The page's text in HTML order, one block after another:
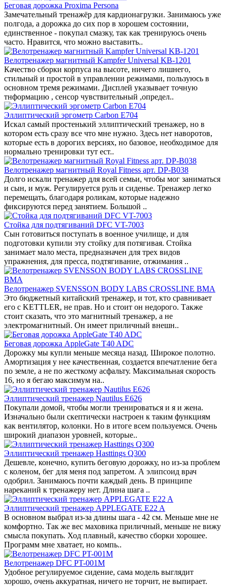
Беговая дорожка Proxima Persona
Замечательный тренажёр для кардионагрузки. Занимаюсь уже
полгода, а дорожка до сих пор в хорошем состоянии,
единственное - покупал смазку, так как тренируюсь очень
часто. Нравится, что можно выставить..
Велотренажер магнитный Kampfer Universal KB-1201
Качество сборки корпуса на высоте, ничего лишнего,
стильный и простой в управлении режимами, пользуюсь в
основном тремя режимами. Дисплей указывает точную
тнформацию , сенсор чувствительный ,определ..
Эллиптический эргометр Carbon E704
Искал самый простенький эллиптический тренажер, но в
котором есть сразу все что мне нужно. Здесь нет наворотов,
которые есть в дорогих версиях, но базовое, необходимое для
нормально тренировки тут ест..
Велотренажер магнитный Royal Fitness арт. DP-B038
Долго искали тренажер для всей семьи, чтобы мог заниматься
и сын, и муж. Регулируется руль и сиденье. Тренажер легко
перемещать, благодаря роликам, которые надежно
фиксируются перед занятием. Большой ..
Стойка для подтягиваний DFC VT-7003
Сын готовиться поступать в военное училище, и для
подготовки купили эту стойку для потягивая. Стойка
занимает мало места, предназначен для трех видов
упражнения, для пресса, подтягивание, отжимания ..
Велотренажер SVENSSON BODY LABS CROSSLINE BMA
Это бюджетный китайский тренажер, и тот, кто сравнивает
его с KETTLER, не прав. Но и стоит он недорого. Также
стоит сказать, что это магнитный тренажер, а не
электромагнитный. Он имеет приличный внешн..
Беговая дорожка AppleGate T40 ADC
Дорожку мы купли меньше месяца назад. Широкое полотно.
Амортизация у нее качественная, создается впечатление бега
по земле, а не по жесткому асфальту. Максимальная скорость
16, но я бегаю максимум на..
Эллиптический тренажер Nautilus E626
Покупали домой, чтобы могли тренироваться и я и жена.
Изначально были скептически настроен к таким функциям
как вентилятор, колонки. Но в итоге всем пользуемся. Очень
широкий диапазон уровней, которые..
Эллиптический тренажер Hasttings Q300
Дешевле, конечно, купить беговую дорожку, но из-за проблем
с коленом, бег для меня под запретом. А элипсоид врач
одобрил. Занимаюсь почти каждый день. В принципе
нареканий к тренажеру нет. Длина шага ..
Эллиптический тренажер APPLEGATE E22 A
В основном выбрал из-за длины шага - 42 см. Меньше мне не
комфортно. Так же вес маховика приличный, меньше не вижу
смысла покупать. Ход плавный, качество сборки хорошее.
Программ мне хватает, но компь..
Велотренажер DFС PT-001M
Удобное регулируемое сидение, сама модель выглядит
хорошо, очень аккуратная, ничего не торчит, не выпирает.